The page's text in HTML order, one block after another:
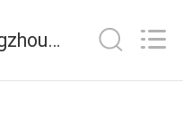
China Guangzhou Leafy Textiles CO., Ltd. notícias da empresa